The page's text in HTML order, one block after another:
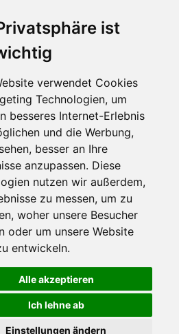
ist
verwendet Cookies
Technologien, um
besseres Internet-Erlebnis
und die Werbung,
besser an Ihre
anzupassen. Diese
nutzen wir außerdem,
zu messen, um zu
woher unsere Besucher
oder um unsere Website
entwickeln.
Alle akzeptieren
Ich lehne ab
Einstellungen ändern
Informationen auf Ihrem Computer zu speichern.
Seite funktioniert, andere helfen uns dabei, das
Nutzung dieser Seite erklären Sie sich damit
Gewerbetreibende
Investoren
Medien
Facebook
Twitter
YouTube
Google+